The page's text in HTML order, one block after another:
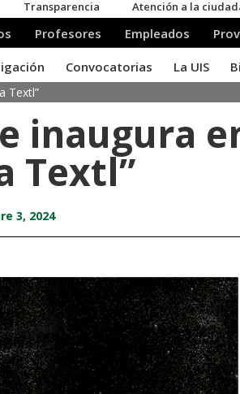
Textl”
inaugura
Textl”
3, 2024